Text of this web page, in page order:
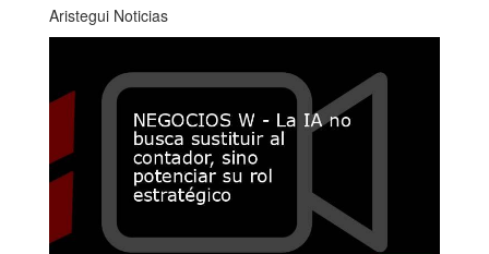
Aristegui Noticias